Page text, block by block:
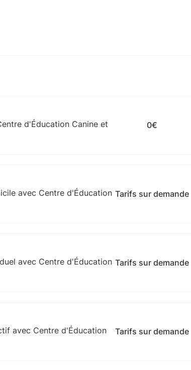
d'Éducation Canine et
0€
avec Centre d'Éducation Tarifs sur demande
avec Centre d'Éducation Tarifs sur demande
avec Centre d'Éducation
Tarifs sur demande